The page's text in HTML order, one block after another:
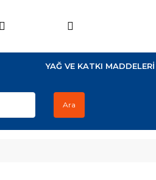
YAĞ VE KATKI MADDELERİ
Ara